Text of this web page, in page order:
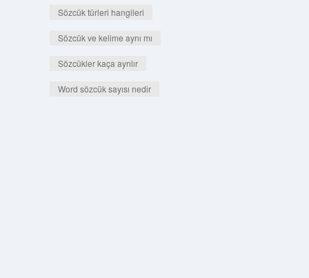
Sözcük türleri hangileri
Sözcük ve kelime aynı mı
Sözcükler kaça ayrılır
Word sözcük sayısı nedir